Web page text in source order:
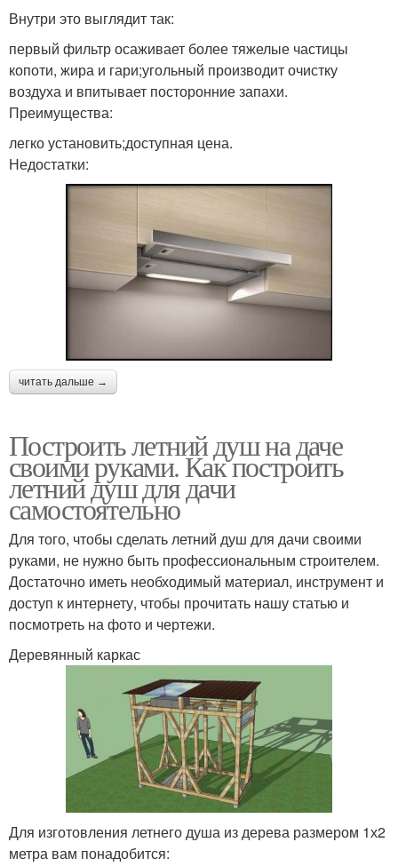
Внутри это выглядит так:
первый фильтр осаживает более тяжелые частицы
копоти, жира и гари;угольный производит очистку
воздуха и впитывает посторонние запахи.
Преимущества:
легко установить;доступная цена.
Недостатки:
читать дальше →
Построить летний душ на даче
своими руками. Как построить
летний душ для дачи
самостоятельно
Для того, чтобы сделать летний душ для дачи своими
руками, не нужно быть профессиональным строителем.
Достаточно иметь необходимый материал, инструмент и
доступ к интернету, чтобы прочитать нашу статью и
посмотреть на фото и чертежи.
Деревянный каркас
Для изготовления летнего душа из дерева размером 1х2
метра вам понадобится: